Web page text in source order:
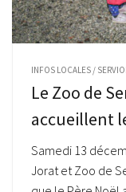
INFOS LOCALES /
Le Zoo de
accueillent
Samedi 13
Jorat et Zoo de